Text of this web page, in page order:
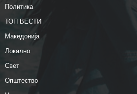
Политика
ТОП ВЕСТИ
Македонија
Локално
Свет
Општество